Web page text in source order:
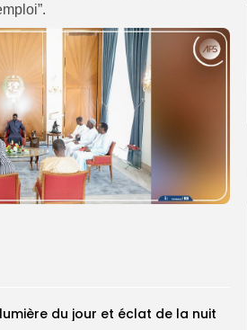
du jour et éclat de la nuit